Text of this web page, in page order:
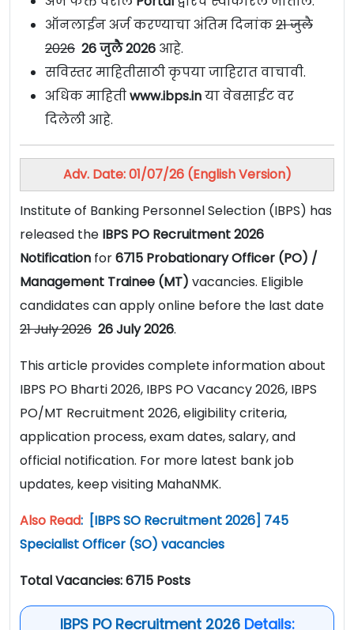
ऑनलाईन अर्ज करण्याचा अंतिम दिनांक21 जुलै
2026 26 जुलै 2026 आहे.
सविस्तर माहितीसाठी कृपया जाहिरात वाचावी.
अधिक माहितीwww.ibps.inया वेबसाईट वर
दिलेली आहे.
Adv. Date: 01/07/26 (English Version)
Institute of Banking Personnel Selection (IBPS) has
released the IBPS PO Recruitment 2026
Notification for6715 Probationary Officer (PO) /
Management Trainee (MT) vacancies. Eligible
candidates can apply online before the last date
21 July 2026 26 July 2026.
This article provides complete information about
IBPS PO Bharti 2026, IBPS PO Vacancy 2026, IBPS
PO/MT Recruitment 2026, eligibility criteria,
application process, exam dates, salary, and
official notification. For more latest bank job
updates, keep visiting MahaNMK.
Also Read: [IBPS SO Recruitment 2026] 745
Specialist Officer (SO) vacancies
Total Vacancies: 6715 Posts
IBPS PO Recruitment 2026Details: